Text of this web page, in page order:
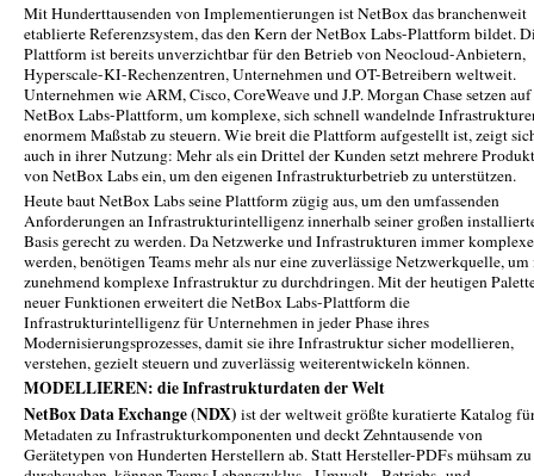
Mit Hunderttausenden von Implementierungen ist NetBox das branchenweit
etablierte Referenzsystem, das den Kern der NetBox Labs-Plattform bildet.
Plattform ist bereits unverzichtbar für den Betrieb von Neocloud-Anbietern,
Hyperscale-KI-Rechenzentren, Unternehmen und OT-Betreibern weltweit.
Unternehmen wie ARM, Cisco, CoreWeave und J.P. Morgan Chase setzen
NetBox Labs-Plattform, um komplexe, sich schnell wandelnde
enormem Maßstab zu steuern. Wie breit die Plattform aufgestellt ist, zeigt
auch in ihrer Nutzung: Mehr als ein Drittel der Kunden setzt mehrere
von NetBox Labs ein, um den eigenen Infrastrukturbetrieb zu unterstützen.
Heute baut NetBox Labs seine Plattform zügig aus, um den umfassenden
Anforderungen an Infrastrukturintelligenz innerhalb seiner großen
Basis gerecht zu werden. Da Netzwerke und Infrastrukturen immer
werden, benötigen Teams mehr als nur eine zuverlässige Netzwerkquelle,
zunehmend komplexe Infrastruktur zu durchdringen. Mit der heutigen
neuer Funktionen erweitert die NetBox Labs-Plattform die
Infrastrukturintelligenz für Unternehmen in jeder Phase ihres
Modernisierungsprozesses, damit sie ihre Infrastruktur sicher modellieren,
verstehen, gezielt steuern und zuverlässig weiterentwickeln können.
MODELLIEREN: die Infrastrukturdaten der Welt
NetBox Data Exchange (NDX) ist der weltweit größte kuratierte Katalog
Metadaten zu Infrastrukturkomponenten und deckt Zehntausende von
Gerätetypen von Hunderten Herstellern ab. Statt Hersteller-PDFs mühsam zu